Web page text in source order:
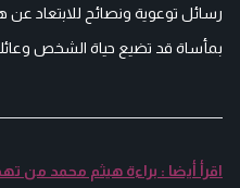
رسائل توعوية ونصائح للابتعاد عن
بمأساة قد تضيع حياة الشخص
اقرأ أيضا : براءة هيثم محمد من